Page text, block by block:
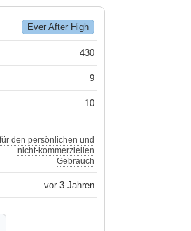
Ever After High
430
9
10
den persönlichen und
nicht-kommerziellen
Gebrauch
vor 3 Jahren